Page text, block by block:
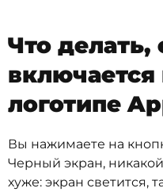
Что делать,
включается
логотипе
Вы нажимаете на
Черный экран,
хуже: экран светится,